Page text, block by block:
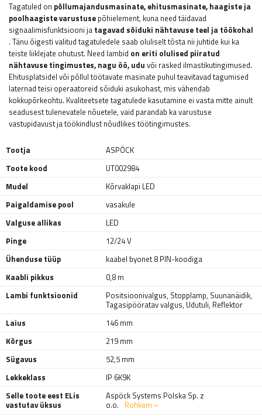
Tagatuled on põllumajandusmasinate, ehitusmasinate, haagiste ja
poolhaagiste varustuse põhielement, kuna need täidavad
signaalimisfunktsiooni ja tagavad sõiduki nähtavuse teel ja töökohal
. Tänu õigesti valitud tagatuledele saab oluliselt tõsta nii juhtide kui ka
teiste liiklejate ohutust. Need lambid on eriti olulised piiratud
nähtavuse tingimustes, nagu öö, udu või rasked ilmastikutingimused.
Ehitusplatsidel või põllul töötavate masinate puhul teavitavad tagumised
laternad teisi operaatoreid sõiduki asukohast, mis vähendab
kokkupõrkeohtu. Kvaliteetsete tagatulede kasutamine ei vasta mitte ainult
seadusest tulenevatele nõuetele, vaid parandab ka varustuse
vastupidavust ja töökindlust nõudlikes töötingimustes.
Tootja
ASPÖCK
Toote kood
UT002984
Mudel
Kõrvaklapi LED
Paigaldamise pool
vasakule
Valguse allikas
LED
Pinge
12/24 V
Ühenduse tüüp
kaabel byonet 8 PIN-koodiga
Kaabli pikkus
0,8 m
Lambi funktsioonid
Positsioonivalgus, Stopplamp, Suunanäidik,
Tagasipööratav valgus, Udutuli, Reflektor
Laius
146 mm
Kõrgus
219 mm
Sügavus
52,5 mm
Lekkeklass
IP 6K9K
Selle toote eest ELis
vastutav üksus
Aspöck Systems Polska Sp. z
o.o. Rohkem